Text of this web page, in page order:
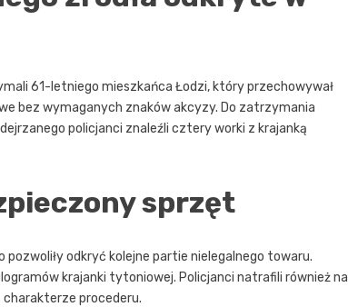
61-letniego mieszkańca Łodzi, który przechowywał
bez wymaganych znaków akcyzy. Do zatrzymania
policjanci znaleźli cztery worki z krajanką
sprzęt
odkryć kolejne partie nielegalnego towaru.
krajanki tytoniowej. Policjanci natrafili również na
charakterze procederu.